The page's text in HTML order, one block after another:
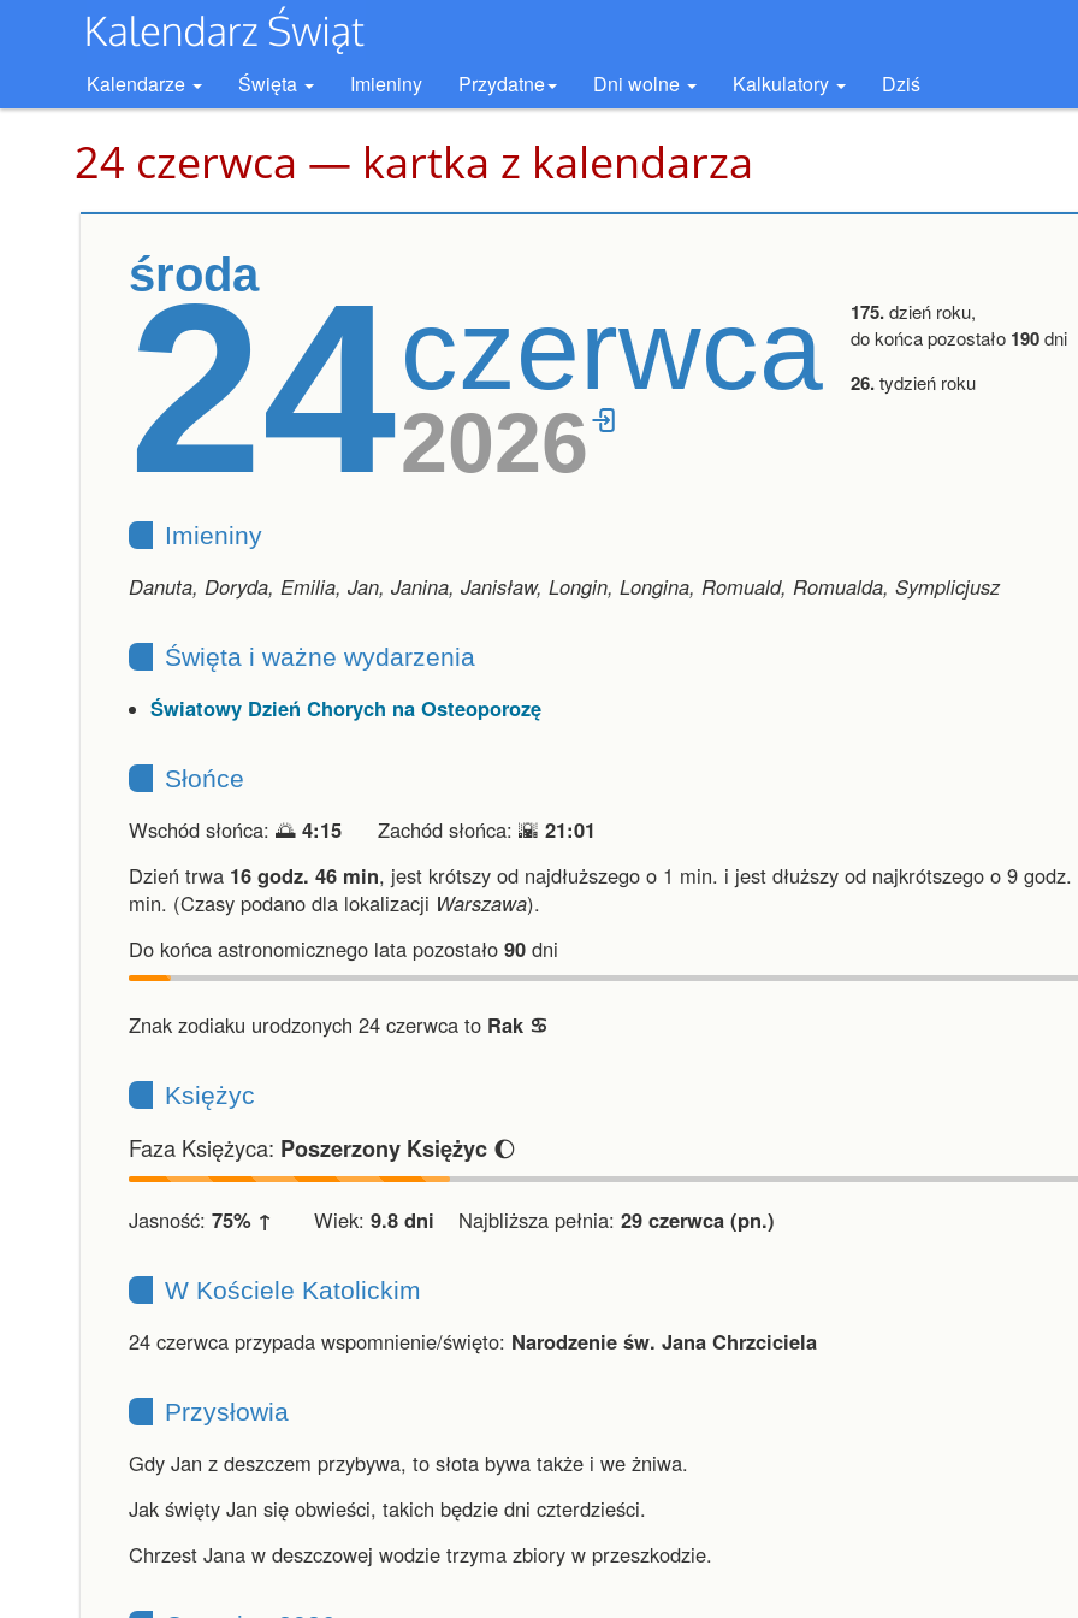
Kalendarze Święta Imieniny Przydatne Dni wolne Kalkulatory Dziś
24 czerwca — kartka z kalendarza
środa
24czerwca
2026
175.dzień roku,
do końca pozostało 190dni
26.tydzień roku
Imieniny
Danuta, Doryda, Emilia, Jan, Janina, Janisław, Longin, Longina, Romuald, Romualda, Symplicjusz
Święta i ważne wydarzenia
Światowy Dzień Chorych na Osteoporozę
Słońce
Wschód słońca: 🌅 4:15 Zachód słońca: 🌇 21:01
Dzień trwa 16 godz. 46 min, jest krótszy od najdłuższego o 1 min. i jest dłuższy od najkrótszego o 9
min. (Czasy podano dla lokalizacji Warszawa).
Do końca astronomicznego lata pozostało 90 dni
Znak zodiaku urodzonych 24 czerwca to Rak ♋︎
Księżyc
Faza Księżyca: Poszerzony Księżyc 🌔
Jasność: 75% ↑ Wiek: 9.8 dni Najbliższa pełnia: 29 czerwca (pn.)
W Kościele Katolickim
24 czerwca przypada wspomnienie/święto: Narodzenie św. Jana Chrzciciela
Przysłowia
Gdy Jan z deszczem przybywa, to słota bywa także i we żniwa.
Jak święty Jan się obwieści, takich będzie dni czterdzieści.
Chrzest Jana w deszczowej wodzie trzyma zbiory w przeszkodzie.